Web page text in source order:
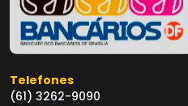
Telefones
(61) 3262-9090